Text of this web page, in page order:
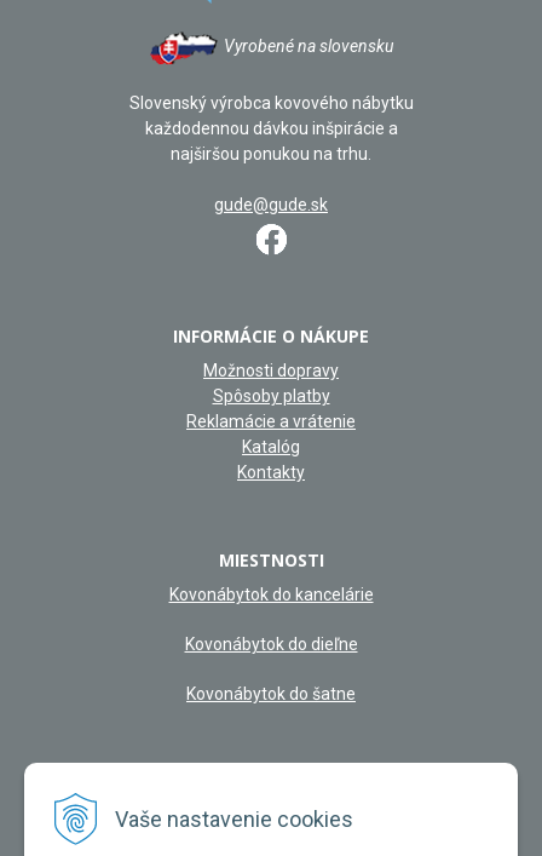
Vaše nastavenie cookies
Vyrobené na slovensku
Slovenský výrobca kovového nábytku
každodennou dávkou inšpirácie a
najširšou ponukou na trhu.
gude@gude.sk
INFORMÁCIE O NÁKUPE
Možnosti dopravy
Spôsoby platby
Reklamácie a vrátenie
Katalóg
Kontakty
MIESTNOSTI
Kovonábytok do kancelárie
Kovonábytok do dieľne
Kovonábytok do šatne